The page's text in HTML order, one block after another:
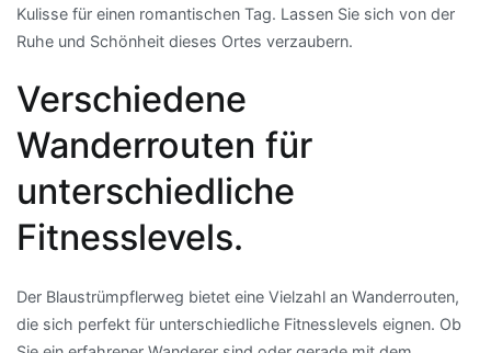
Kulisse für einen romantischen Tag. Lassen Sie sich von der
Ruhe und Schönheit dieses Ortes verzaubern.
Verschiedene
Wanderrouten für
unterschiedliche
Fitnesslevels.
Der Blaustrümpflerweg bietet eine Vielzahl an Wanderrouten,
die sich perfekt für unterschiedliche Fitnesslevels eignen. Ob